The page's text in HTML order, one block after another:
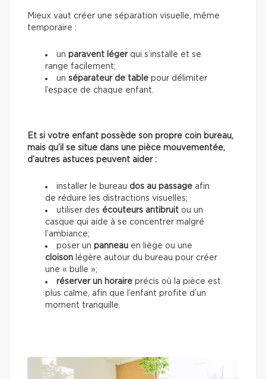
Mieux vaut créer une séparation visuelle, même
temporaire :
un paravent légerqui s’installe et se
range facilement;
un séparateur de table pour délimiter
l’espace de chaque enfant.
Et si votre enfant possède son propre coin bureau,
mais qu’il se situe dans une pièce mouvementée,
d’autres astuces peuvent aider :
installer le bureau dos au passage afin
de réduire les distractions visuelles;
utiliser des écouteurs antibruit ou un
casque qui aide à se concentrer malgré
l’ambiance;
poser un panneau en liège ou une
cloison légère autour du bureau pour créer
une « bulle »;
réserver un horaire précis où la pièce est
plus calme, afin que l’enfant profite d’un
moment tranquille.